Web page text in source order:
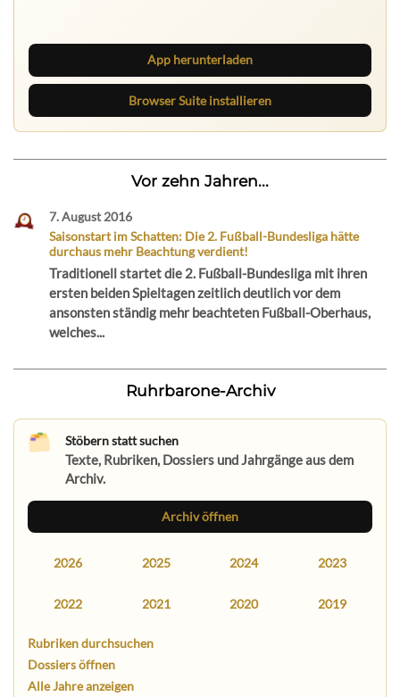
App herunterladen
Browser Suite installieren
Vor zehn Jahren...
7. August 2016
Saisonstart im Schatten: Die 2. Fußball-Bundesliga hätte
durchaus mehr Beachtung verdient!
Traditionell startet die 2. Fußball-Bundesliga mit ihren
ersten beiden Spieltagen zeitlich deutlich vor dem
ansonsten ständig mehr beachteten Fußball-Oberhaus,
welches...
Ruhrbarone-Archiv
Stöbern statt suchen
Texte, Rubriken, Dossiers und Jahrgänge aus dem
Archiv.
Archiv öffnen
2026 2025 2024 2023
2022 2021 2020 2019
Rubriken durchsuchen
Dossiers öffnen
Alle Jahre anzeigen